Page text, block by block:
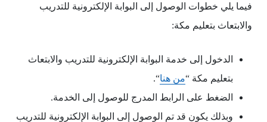
فيما يلي خطوات الوصول إلى البوابة الإلكترونية للتدريب
والابتعاث بتعليم مكة:
الدخول إلى خدمة البوابة الإلكترونية للتدريب والابتعاث
بتعليم مكة “من هنا“.
الضغط على الرابط المدرج للوصول إلى الخدمة.
وبذلك يكون قد تم الوصول إلى البوابة الإلكترونية للتدريب